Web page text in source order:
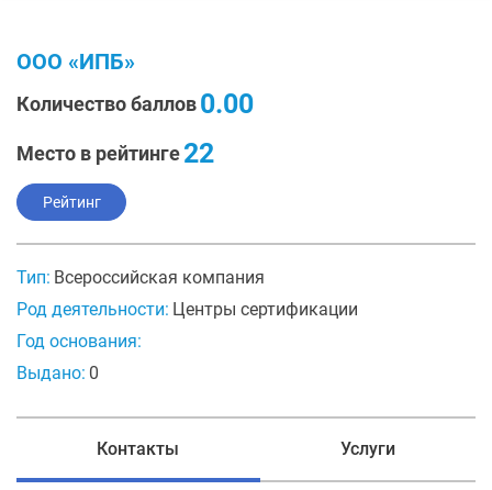
ООО «ИПБ»
Количество баллов0.00
Место в рейтинге22
Рейтинг
Тип: Всероссийская компания
Род деятельности: Центры сертификации
Год основания:
Выдано: 0
Контакты Услуги